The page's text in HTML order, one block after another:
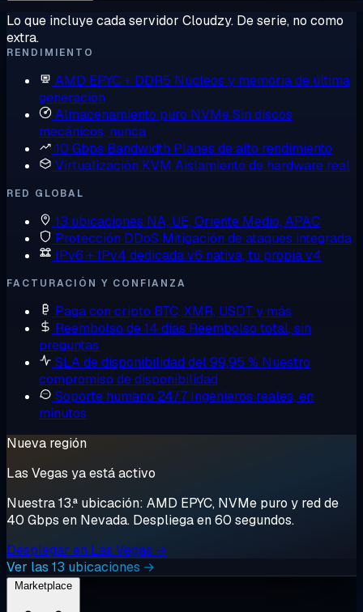
Lo que incluye cada servidor Cloudzy. De serie, no como
extra.
RENDIMIENTO
AMD EPYC + DDR5 Núcleos y memoria de última
generación
Almacenamiento puro NVMeSin discos
mecánicos, nunca
10 Gbps Bandwidth Planes de alto rendimiento
Virtualización KVM Aislamiento de hardware real
RED GLOBAL
13 ubicaciones NA, UE, Oriente Medio, APAC
Protección DDoS Mitigación de ataques integrada
IPv6 + IPv4 dedicadav6 nativa, tu propia v4
FACTURACIÓN Y CONFIANZA
Paga con cripto BTC, XMR, USDT y más
Reembolso de 14 días Reembolso total, sin
preguntas
SLA de disponibilidad del 99,95 % Nuestro
compromiso de disponibilidad
Soporte humano 24/7 Ingenieros reales, en
minutos
Nueva región
Las Vegas ya está activo
Nuestra 13.ª ubicación: AMD EPYC, NVMe puro y red de
40 Gbps en Nevada. Despliega en 60 segundos.
Desplegar en Las Vegas →
Ver las 13 ubicaciones →